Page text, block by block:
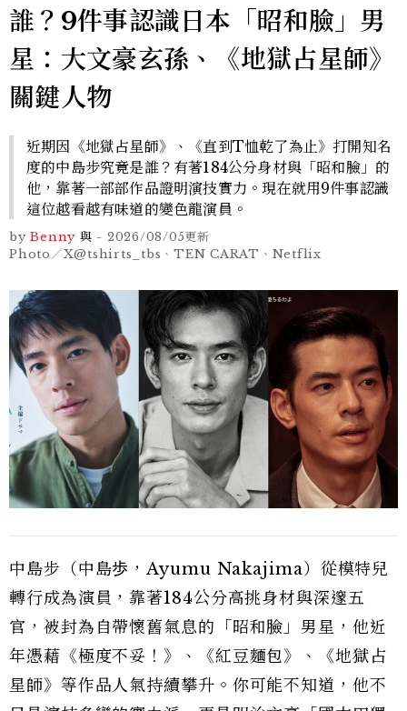
誰？9件事認識日本「昭和臉」男
星：大文豪玄孫、《地獄占星師》
關鍵人物
近期因《地獄占星師》、《直到T恤乾了為止》打開知名
度的中島步究竟是誰？有著184公分身材與「昭和臉」的
他，靠著一部部作品證明演技實力。現在就用9件事認識
這位越看越有味道的變色龍演員。
by Benny 與 - 2026/08/05更新
Photo／X@tshirts_tbs、TEN CARAT、Netflix
中島步（中島歩，Ayumu Nakajima）從模特兒
轉行成為演員，靠著184公分高挑身材與深邃五
官，被封為自帶懷舊氣息的「昭和臉」男星，他近
年憑藉《極度不妥！》、《紅豆麵包》、《地獄占
星師》等作品人氣持續攀升。你可能不知道，他不